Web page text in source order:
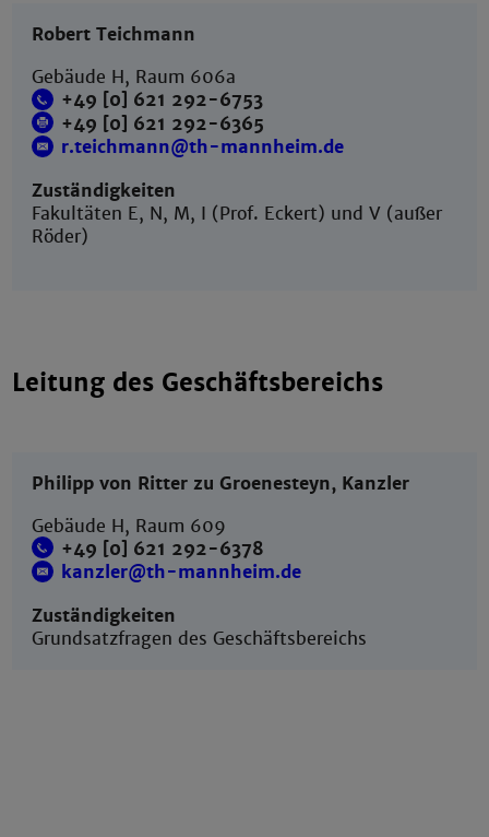
Robert Teichmann
Gebäude H, Raum 606a
+49 [0] 621 292-6753
+49 [0] 621 292-6365
r.teichmann@th-mannheim.de
Zuständigkeiten
Fakultäten E, N, M, I (Prof. Eckert) und V (außer
Röder)
Leitung des Geschäftsbereichs
Philipp von Ritter zu Groenesteyn, Kanzler
Gebäude H, Raum 609
+49 [0] 621 292-6378
kanzler@th-mannheim.de
Zuständigkeiten
Grundsatzfragen des Geschäftsbereichs